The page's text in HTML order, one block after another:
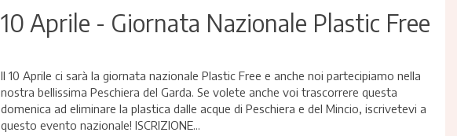
10 Aprile - Giornata Nazionale Plastic Free
Il 10 Aprile ci sarà la giornata nazionale Plastic Free e anche noi partecipiamo nella
nostra bellissima Peschiera del Garda. Se volete anche voi trascorrere questa
domenica ad eliminare la plastica dalle acque di Peschiera e del Mincio, iscrivetevi a
questo evento nazionale! ISCRIZIONE...